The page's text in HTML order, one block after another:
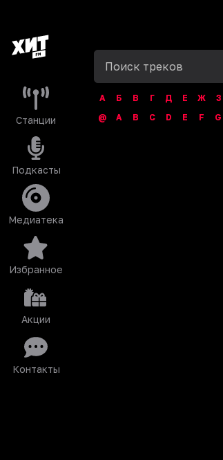
Станции
Подкасты
Медиатека
Избранное
Акции
Контакты
А Б В Г Д Е Ж З
@
A B C D E F G